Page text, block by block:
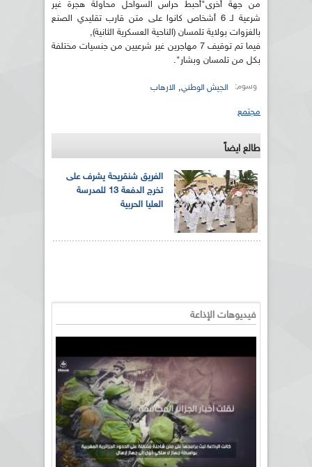
من جهة أخرى"أحبط حراس السواحل محاولة هجرة غير
شرعية لـ 6 أشخاص كانوا على متن قارب تقليدي الصنع
بالغزوات بولاية تلمسان (الناحية العسكرية الثانية),
فيما تم توقيف 7 مهاجرين غير شرعيين من جنسيات مختلفة
بكل من تلمسان وبشار".
وسوم: الجيش الوطني, الارهاب
مجتمع
طالع ايضاً
الفريق شنقريحة يشرف على
تخرج الدفعة 13 للمدرسة
العليا الحربية
فيديوهات الإذاعة